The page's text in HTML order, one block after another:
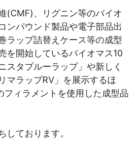
(CMF)、リグニン等のバイオ
ンパウンド製品や電子部品出
ラップ詰替えケース等の成型
を開始しているバイオマス10
スタブルーラップ」や新しく
マラップRV」を展示するほ
フィラメントを使用した成型品
しております。